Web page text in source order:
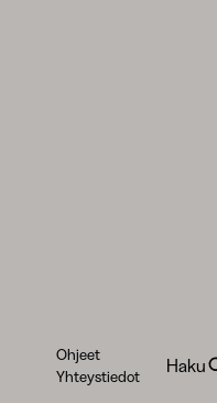
Ohjeet
Yhteystiedot
Haku